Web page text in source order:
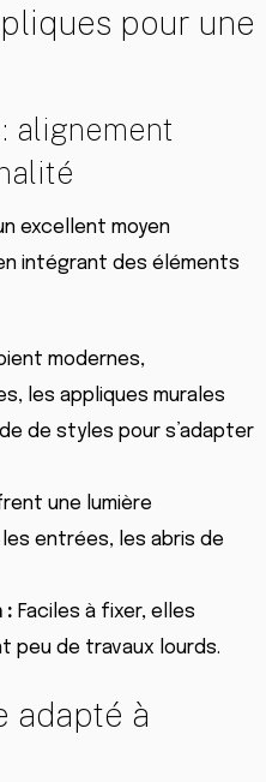
pour une
alignement
excellent moyen
intégrant des éléments
modernes,
les appliques murales
de styles pour s’adapter
une lumière
entrées, les abris de
: Faciles à fixer, elles
peu de travaux lourds.
adapté à